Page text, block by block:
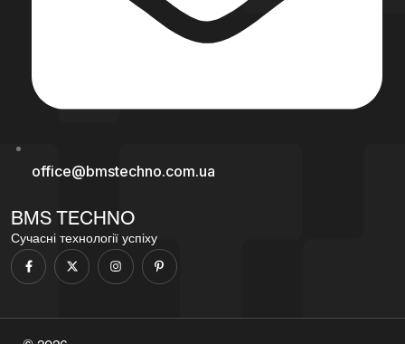
BMS TECHNO
Сучасні технології успіху
office@bmstechno.com.ua